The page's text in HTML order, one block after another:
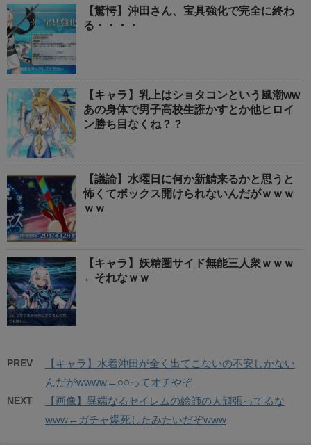
【驚愕】沖田さん、宝具強化で完全に終わ
る・・・・
【キャラ】乳上はショタコンという風潮ww
あの身体で男子高校生誑かすとか他ヒロイ
ン勝ち目なくね？？
【議論】水曜日に何か新鯖来るかと思うと
怖くてボックス開けられないんだがｗｗｗ
ｗｗ
【キャラ】妖精圏サイド無能三人衆ｗｗｗ
←それなｗｗ
PREV
【キャラ】水着沖田が全く出てこないの不安しかない
んだがwwww←○○ってオチやぞ
NEXT
【画像】異端なるセイレムの絵師の人頑張ってるな
www←ガチャ爆死したみたいだぞwww